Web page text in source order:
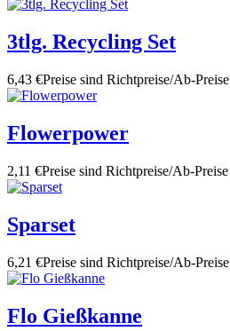
3tlg. Recycling Set
6,43 €Preise sind Richtpreise/Ab-Preise
Flowerpower
2,11 €Preise sind Richtpreise/Ab-Preise
Sparset
6,21 €Preise sind Richtpreise/Ab-Preise
Flo Gießkanne